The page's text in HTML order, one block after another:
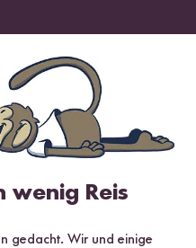
Anmeldung zum Newsletter
wenig Reis
gedacht. Wir und einige